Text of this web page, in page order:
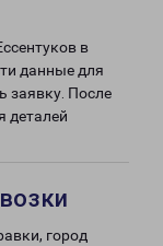
в
данные для
заявку. После
деталей
город